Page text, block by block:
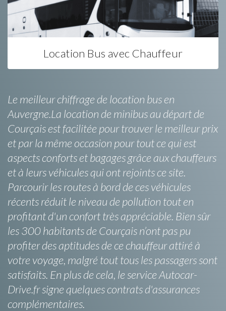
Location Bus avec Chauffeur
Le meilleur chiffrage de location bus en
Auvergne.La location de minibus au départ de
Courçais est facilitée pour trouver le meilleur prix
et par la même occasion pour tout ce qui est
aspects conforts et bagages grâce aux chauffeurs
et à leurs véhicules qui ont rejoints ce site.
Parcourir les routes à bord de ces véhicules
récents réduit le niveau de pollution tout en
profitant d'un confort très appréciable. Bien sûr
les 300 habitants de Courçais n’ont pas pu
profiter des aptitudes de ce chauffeur attiré à
votre voyage, malgré tout tous les passagers sont
satisfaits. En plus de cela, le service Autocar-
Drive.fr signe quelques contrats d'assurances
complémentaires.